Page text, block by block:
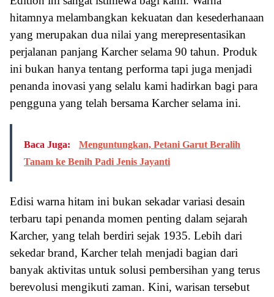
hitamnya melambangkan kekuatan dan kesederhanaan
yang merupakan dua nilai yang merepresentasikan
perjalanan panjang Karcher selama 90 tahun. Produk
ini bukan hanya tentang performa tapi juga menjadi
penanda inovasi yang selalu kami hadirkan bagi para
pengguna yang telah bersama Karcher selama ini.
Baca Juga:
Menguntungkan, Petani Garut Beralih
Tanam ke Benih Padi Jenis Jayanti
Edisi warna hitam ini bukan sekadar variasi desain
terbaru tapi penanda momen penting dalam sejarah
Karcher, yang telah berdiri sejak 1935. Lebih dari
sekedar brand, Karcher telah menjadi bagian dari
banyak aktivitas untuk solusi pembersihan yang terus
berevolusi mengikuti zaman. Kini, warisan tersebut